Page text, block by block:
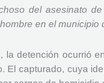
del asesinato
en el municipio
la detención ocurrió
El capturado, cuya